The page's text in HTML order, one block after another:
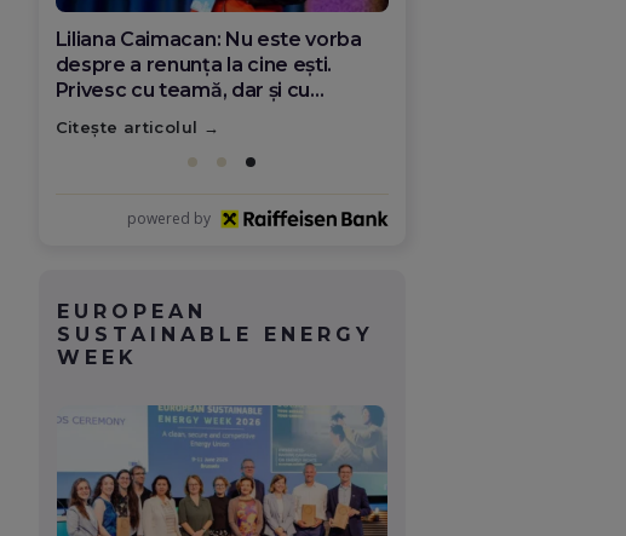
Diana Olar, românca de la Google
care demonstrează că diaspora
poate schimba România
Citește articolul
powered by
EUROPEAN
SUSTAINABLE ENERGY
WEEK